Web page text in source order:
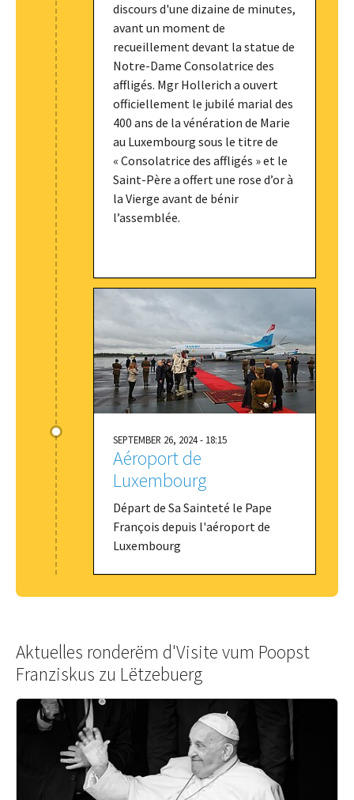
discours d'une dizaine de minutes,
avant un moment de
recueillement devant la statue de
Notre-Dame Consolatrice des
affligés. Mgr Hollerich a ouvert
officiellement le jubilé marial des
400 ans de la vénération de Marie
au Luxembourg sous le titre de
« Consolatrice des affligés » et le
Saint-Père a offert une rose d’or à
la Vierge avant de bénir
l’assemblée.
SEPTEMBER 26, 2024 - 18:15
Aéroport de
Luxembourg
Départ de Sa Sainteté le Pape
François depuis l'aéroport de
Luxembourg
Aktuelles ronderëm d'Visite vum Poopst
Franziskus zu Lëtzebuerg